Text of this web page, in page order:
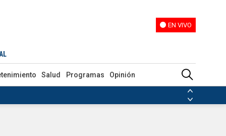
EN VIVO
Salud Programas Opinión
en el Mundial 2026